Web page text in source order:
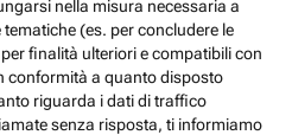
nella misura necessaria a
(es. per concludere le
finalità ulteriori e compatibili con
conformità a quanto disposto
riguarda i dati di traffico
senza risposta, ti informiamo